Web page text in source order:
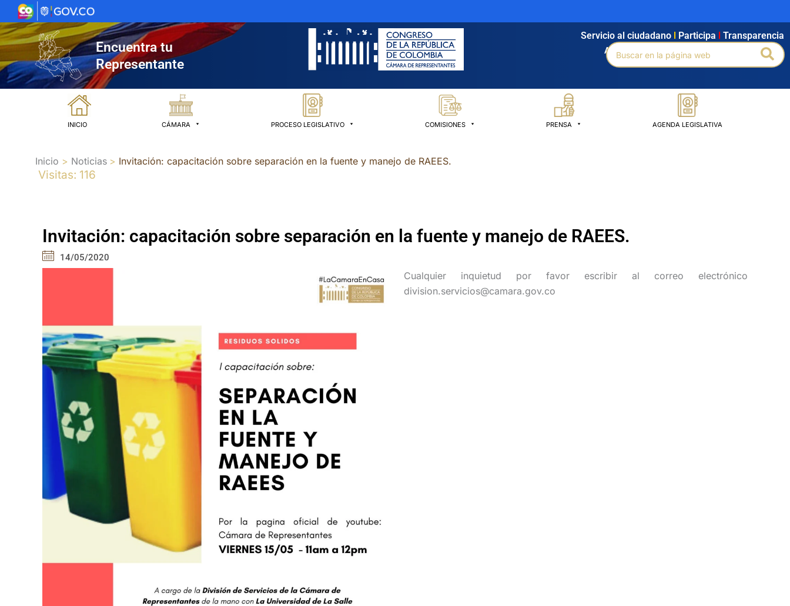
al
contenido
Encuentra tu
Representante
Agendamiento Intranet Búsqueda avanzada
Servicio al ciudadano Participa Transparencia
Buscar
por:
INICIO CÁMARA PROCESO LEGISLATIVO COMISIONES PRENSA AGENDA LEGISLATIVA
Inicio Noticias Invitación: capacitación sobre separación en la fuente y manejo de RAEES.
Visitas: 116
Invitación: capacitación sobre separación en la fuente y manejo de RAEES.
14/05/2020
Cualquier inquietud por favor escribir al correo electrónico
division.servicios@camara.gov.co